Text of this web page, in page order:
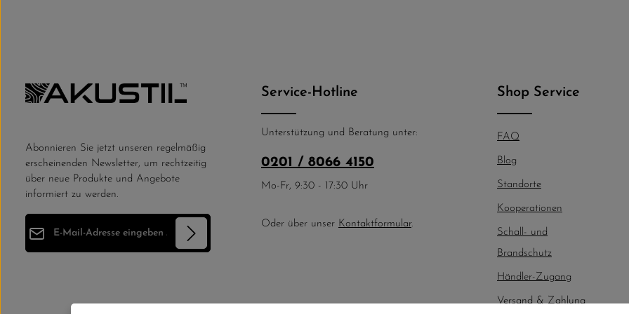
Abonnieren Sie jetzt unseren regelmäßig
erscheinenden Newsletter, um rechtzeitig
über neue Produkte und Angebote
informiert zu werden.
zur Kenntnis genommen und dieAGB
Service-Hotline
Unterstützung und Beratung unter:
0201 / 8066 4150
Mo-Fr, 9:30 - 17:30 Uhr
Oder über unser Kontaktformular.
Shop Service
FAQ
Blog
Standorte
Kooperationen
Schall- und
Brandschutz
Händler-Zugang
Versand & Zahlung